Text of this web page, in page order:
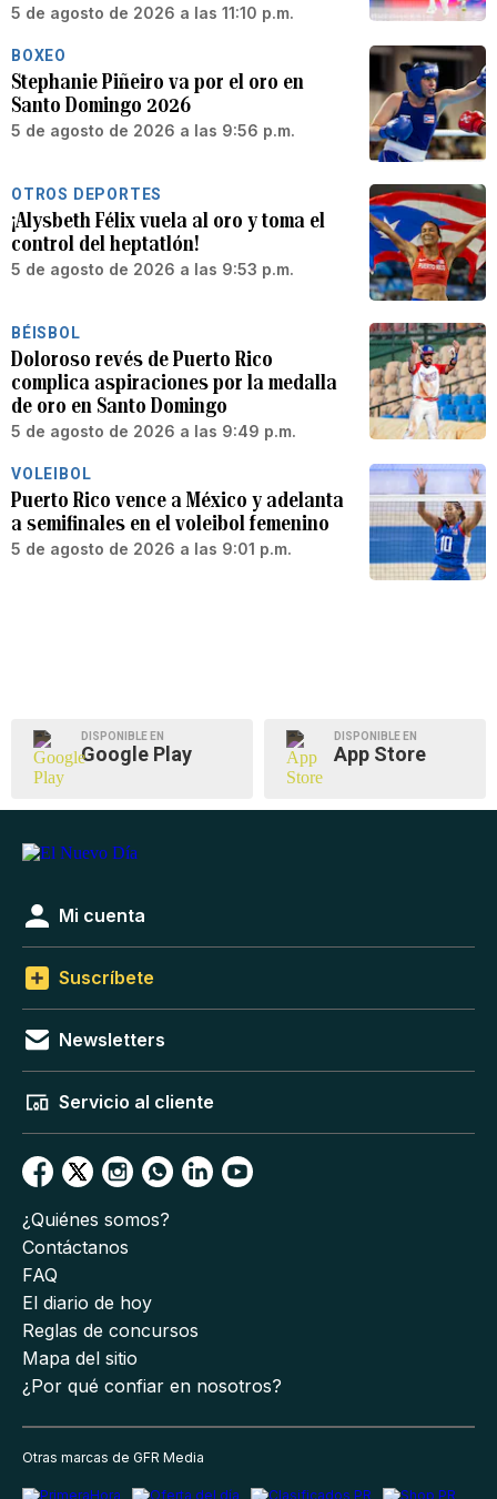
5 de agosto de 2026 a las 11:10 p.m.
BOXEO
Stephanie Piñeiro va por el oro en
Santo Domingo 2026
5 de agosto de 2026 a las 9:56 p.m.
OTROS DEPORTES
¡Alysbeth Félix vuela al oro y toma el
control del heptatlón!
5 de agosto de 2026 a las 9:53 p.m.
BÉISBOL
Doloroso revés de Puerto Rico
complica aspiraciones por la medalla
de oro en Santo Domingo
5 de agosto de 2026 a las 9:49 p.m.
VOLEIBOL
Puerto Rico vence a México y adelanta
a semifinales en el voleibol femenino
5 de agosto de 2026 a las 9:01 p.m.
DISPONIBLE EN
Google Play
DISPONIBLE EN
App Store
Mi cuenta
Suscríbete
Newsletters
Servicio al cliente
¿Quiénes somos?
Contáctanos
FAQ
El diario de hoy
Reglas de concursos
Mapa del sitio
¿Por qué confiar en nosotros?
Otras marcas de GFR Media